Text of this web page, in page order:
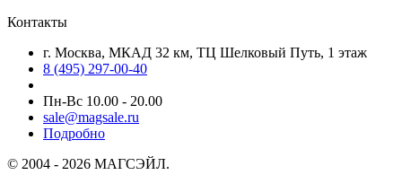
Контакты
г. Москва, МКАД 32 км, ТЦ Шелковый Путь, 1 этаж
8 (495) 297-00-40
Пн-Вс 10.00 - 20.00
sale@magsale.ru
Подробно
© 2004 - 2026 МАГСЭЙЛ.